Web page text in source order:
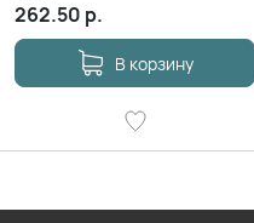
262.50 р.
В корзину